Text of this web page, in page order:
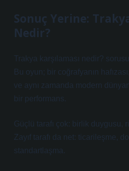
Sonuç Yerine:
Nedir?
Trakya karşılaması nedir?
Bu oyun; bir coğrafyanın
ve aynı zamanda modern
bir performans.
Güçlü tarafı çok: birlik duygusu,
Zayıf tarafı da net: ticarileşme,
standartlaşma.